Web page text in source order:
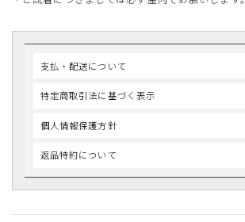
支払・配送について
特定商取引法に基づく表示
個人情報保護方針
返品特約について